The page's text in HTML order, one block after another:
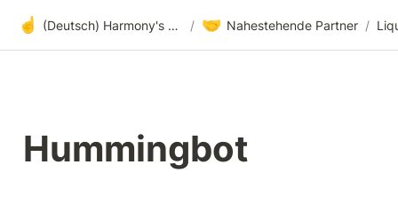
☝️ (Deutsch) Harmony's offene Entwicklung / 🤝 Nahestehende Partner /
Hummingbot